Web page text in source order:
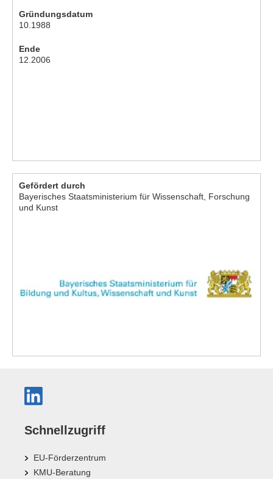
Gründungsdatum
10.1988
Ende
12.2006
Gefördert durch
Bayerisches Staatsministerium für Wissenschaft, Forschung
und Kunst
Schnellzugriff
EU-Förderzentrum
KMU-Beratung